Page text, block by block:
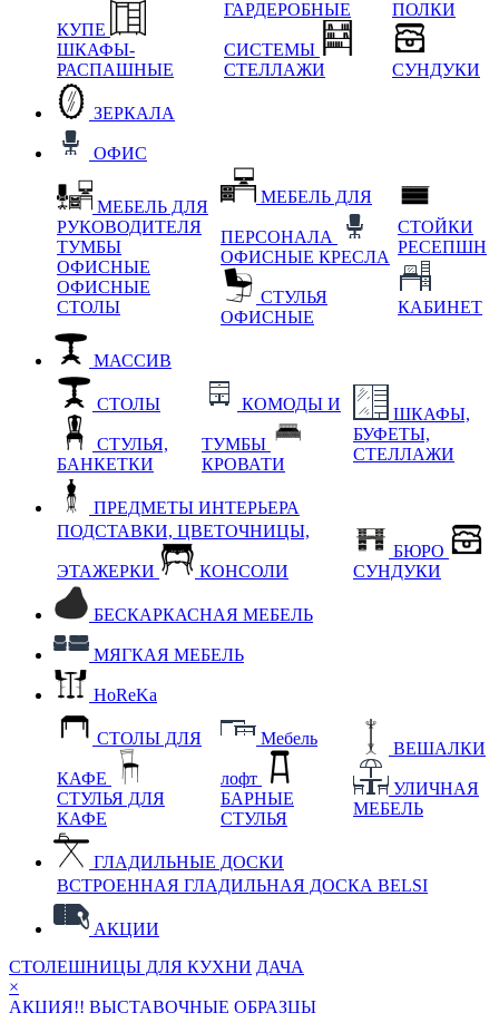
КУПЕ
ШКАФЫ-
РАСПАШНЫЕ
ГАРДЕРОБНЫЕ
СИСТЕМЫ
СТЕЛЛАЖИ
ПОЛКИ
СУНДУКИ
ЗЕРКАЛА
ОФИС
МЕБЕЛЬ ДЛЯ
РУКОВОДИТЕЛЯ
ТУМБЫ
ОФИСНЫЕ
ОФИСНЫЕ
СТОЛЫ
МЕБЕЛЬ ДЛЯ
ПЕРСОНАЛА
ОФИСНЫЕ КРЕСЛА
СТУЛЬЯ
ОФИСНЫЕ
СТОЙКИ
РЕСЕПШН
КАБИНЕТ
МАССИВ
СТОЛЫ
СТУЛЬЯ,
БАНКЕТКИ
КОМОДЫ И
ТУМБЫ
КРОВАТИ
ШКАФЫ,
БУФЕТЫ,
СТЕЛЛАЖИ
ПРЕДМЕТЫ ИНТЕРЬЕРА
ПОДСТАВКИ, ЦВЕТОЧНИЦЫ,
ЭТАЖЕРКИ КОНСОЛИ
БЮРО
СУНДУКИ
БЕСКАРКАСНАЯ МЕБЕЛЬ
МЯГКАЯ МЕБЕЛЬ
HoReKa
СТОЛЫ ДЛЯ
КАФЕ
СТУЛЬЯ ДЛЯ
КАФЕ
Мебель
лофт
БАРНЫЕ
СТУЛЬЯ
ВЕШАЛКИ
УЛИЧНАЯ
МЕБЕЛЬ
ГЛАДИЛЬНЫЕ ДОСКИ
ВСТРОЕННАЯ ГЛАДИЛЬНАЯ ДОСКА BELSI
АКЦИИ
СТОЛЕШНИЦЫ ДЛЯ КУХНИ ДАЧА
×
АКЦИЯ!! ВЫСТАВОЧНЫЕ ОБРАЗЦЫ